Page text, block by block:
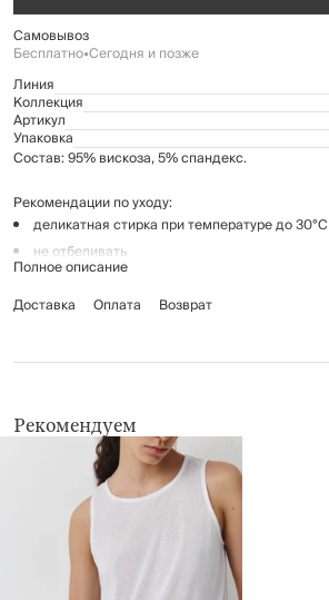
Самовывоз
Бесплатно•Сегодня и позже
Линия
Коллекция
Артикул
Упаковка
Состав: 95% вискоза, 5% спандекс.
Рекомендации по уходу:
деликатная стирка при температуре до 30°C
не отбеливать
гладить при низкой температуре (до 110°C)
химчистка запрещена
Полное описание
Доставка
Оплата Возврат
Рекомендуем